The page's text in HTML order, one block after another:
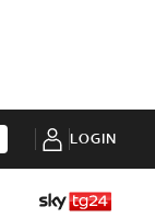
LOGIN